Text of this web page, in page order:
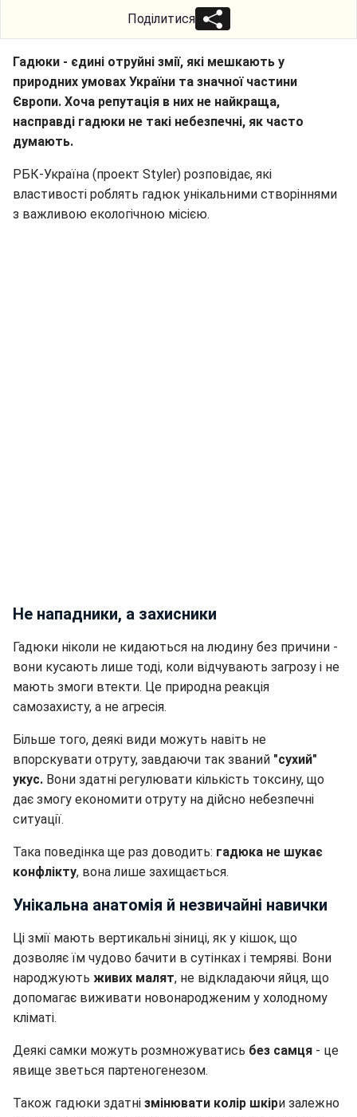
Поділитися
Гадюки - єдині отруйні змії, які мешкають у
природних умовах України та значної частини
Європи. Хоча репутація в них не найкраща,
насправді гадюки не такі небезпечні, як часто
думають.
РБК-Україна (проект Styler) розповідає, які
властивості роблять гадюк унікальними створіннями
з важливою екологічною місією.
Не нападники, а захисники
Гадюки ніколи не кидаються на людину без причини -
вони кусають лише тоді, коли відчувають загрозу і не
мають змоги втекти. Це природна реакція
самозахисту, а не агресія.
Більше того, деякі види можуть навіть не
впорскувати отруту, завдаючи так званий "сухий"
укус. Вони здатні регулювати кількість токсину, що
дає змогу економити отруту на дійсно небезпечні
ситуації.
Така поведінка ще раз доводить: гадюка не шукає
конфлікту, вона лише захищається.
Унікальна анатомія й незвичайні навички
Ці змії мають вертикальні зіниці, як у кішок, що
дозволяє їм чудово бачити в сутінках і темряві. Вони
народжують живих малят, не відкладаючи яйця, що
допомагає виживати новонародженим у холодному
кліматі.
Деякі самки можуть розмножуватись без самця - це
явище зветься партеногенезом.
Також гадюки здатні змінювати колір шкіри залежно